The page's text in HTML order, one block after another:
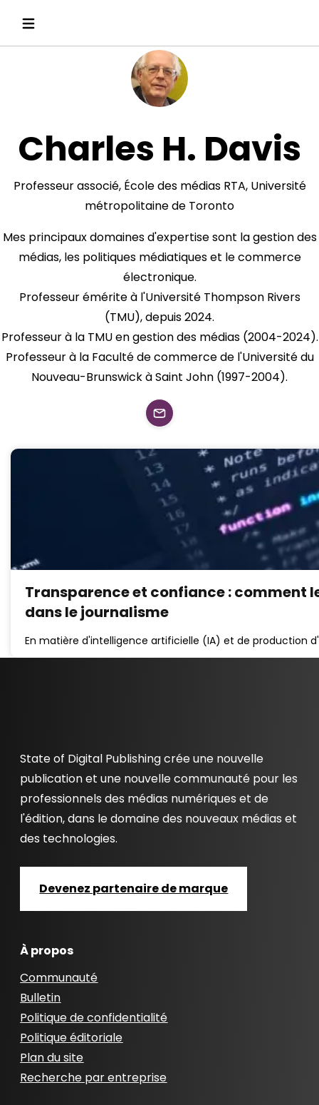
Charles H. Davis
Professeur associé, École des médias RTA, Université
métropolitaine de Toronto
Mes principaux domaines d'expertise sont la gestion des
médias, les politiques médiatiques et le commerce
électronique.
Professeur émérite à l'Université Thompson Rivers
(TMU), depuis 2024.
Professeur à la TMU en gestion des médias (2004-2024).
Professeur à la Faculté de commerce de l'Université du
Nouveau-Brunswick à Saint John (1997-2004).
Transparence et confiance : comment
dans le journalisme
En matière d'intelligence artificielle (IA) et de production
State of Digital Publishing crée une nouvelle
publication et une nouvelle communauté pour les
professionnels des médias numériques et de
l'édition, dans le domaine des nouveaux médias et
des technologies.
Devenez partenaire de marque
À propos
Communauté
Bulletin
Politique de confidentialité
Politique éditoriale
Plan du site
Recherche par entreprise